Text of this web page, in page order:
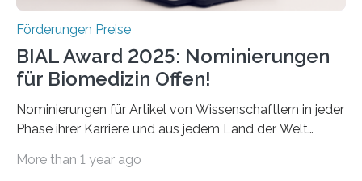
Förderungen Preise
BIAL Award 2025: Nominierungen
für Biomedizin Offen!
Nominierungen für Artikel von Wissenschaftlern in jeder
Phase ihrer Karriere und aus jedem Land der Welt
Leben gerufen, um die bemerkenswertesten
More than 1 year ago